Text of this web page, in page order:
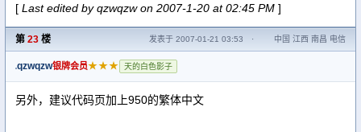
[ Last edited by qzwqzw on 2007-1-20 at 02:45 PM ]
第 23 楼 发表于 2007-01-21 03:53 · 中国 江西 南昌 电信
qzwqzw银牌会员★★★ 天的白色影子
另外，建议代码页加上950的繁体中文